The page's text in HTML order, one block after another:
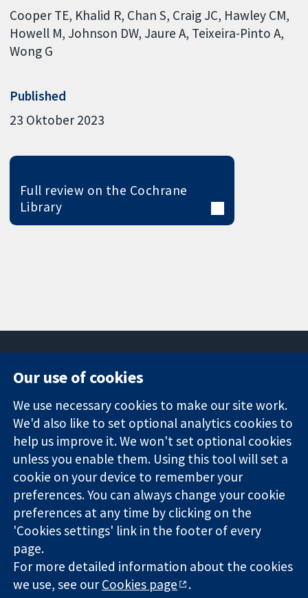
Cooper TE Khalid R Chan S Craig JC Hawley CM
Howell M Johnson DW Jaure A Teixeira-Pinto A
Wong G
Published
23 Oktober 2023
Full review on the Cochrane
Library
Trusted
evidence.
Informed
decisions.
Better health.
Square
London
W1G 0AN
Inggris
News
Press office
About us
Jobs
Cochrane
Library
The Cochrane Collaboration is a charity (no. 1045921) and a
company limited by guarantee (no. 03044323) registered in
England & Wales. VAT registration number GB 718 2127 49.
Copyright © 2026 The Cochrane Collaboration
Our use of cookies
We use necessary cookies to make our site work.
We'd also like to set optional analytics cookies to
help us improve it. We won't set optional cookies
unless you enable them. Using this tool will set a
cookie on your device to remember your
preferences. You can always change your cookie
preferences at any time by clicking on the
'Cookies settings' link in the footer of every
page.
For more detailed information about the cookies
we use, see ourCookies page .